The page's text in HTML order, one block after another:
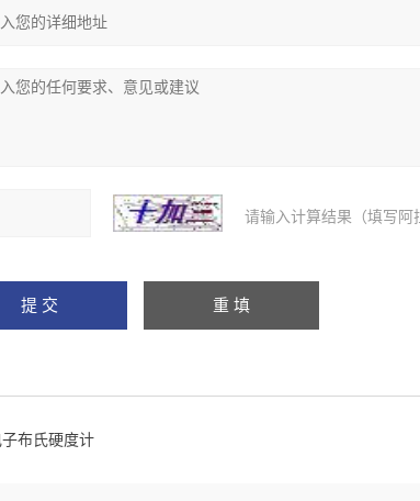
请输入计算结果（填写阿
布氏硬度计